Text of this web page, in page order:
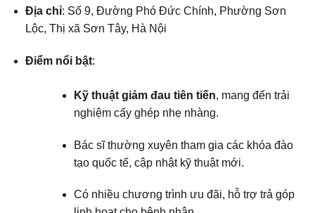
Địa chỉ: Số 9, Đường Phó Đức Chính, Phường Sơn
Lộc, Thị xã Sơn Tây, Hà Nội
Điểm nổi bật:
Kỹ thuật giảm đau tiên tiến, mang đến trải
nghiệm cấy ghép nhẹ nhàng.
Bác sĩ thường xuyên tham gia các khóa đào
tạo quốc tế, cập nhật kỹ thuật mới.
Có nhiều chương trình ưu đãi, hỗ trợ trả góp